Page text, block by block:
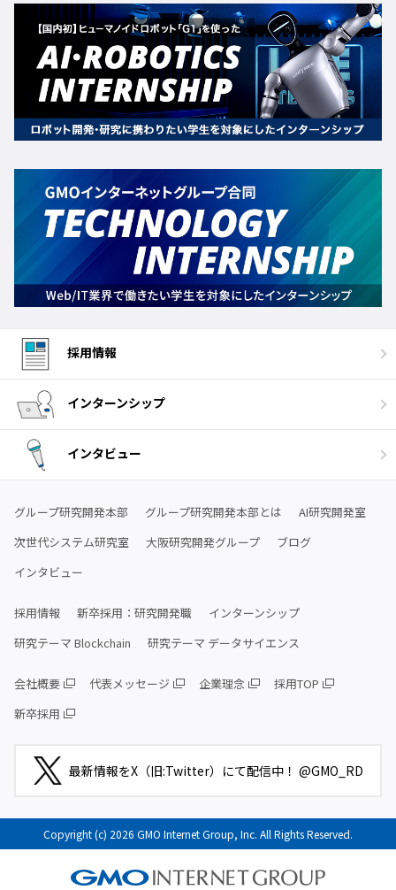
採用情報
インターンシップ
インタビュー
グループ研究開発本部 グループ研究開発本部とは
AI研究開発室
次世代システム研究室
大阪研究開発グループ
ブログ
インタビュー
採用情報 新卒採用：研究開発職
インターンシップ
研究テーマ Blockchain
研究テーマ データサイエンス
会社概要 代表メッセージ 企業理念
採用TOP
新卒採用
最新情報をX（旧:Twitter）にて配信中！ @GMO_RD
Copyright (c) 2026 GMO Internet Group, Inc. All Rights Reserved.